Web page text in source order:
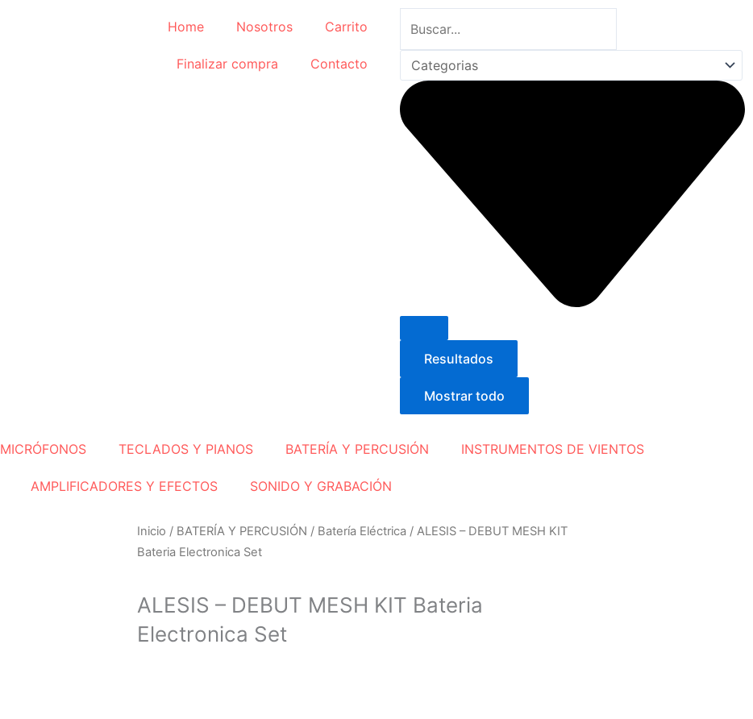
Home Nosotros Carrito
Finalizar compra Contacto
Resultados
Mostrar todo
MICRÓFONOS TECLADOS Y PIANOS BATERÍA Y PERCUSIÓN INSTRUMENTOS DE VIENTOS
AMPLIFICADORES Y EFECTOS SONIDO Y GRABACIÓN
Inicio / BATERÍA Y PERCUSIÓN / Batería Eléctrica / ALESIS – DEBUT MESH KIT
Bateria Electronica Set
ALESIS – DEBUT MESH KIT Bateria
Electronica Set